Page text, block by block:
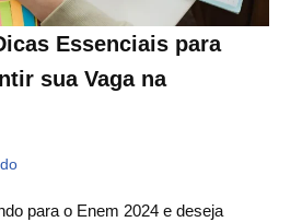
Essenciais para
sua Vaga na
para o Enem 2024 e deseja